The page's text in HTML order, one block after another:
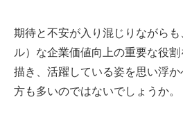
期待と不安が入り混じりながら
ル）な企業価値向上の重要な役
描き、活躍している姿を思い浮
方も多いのではないでしょうか。